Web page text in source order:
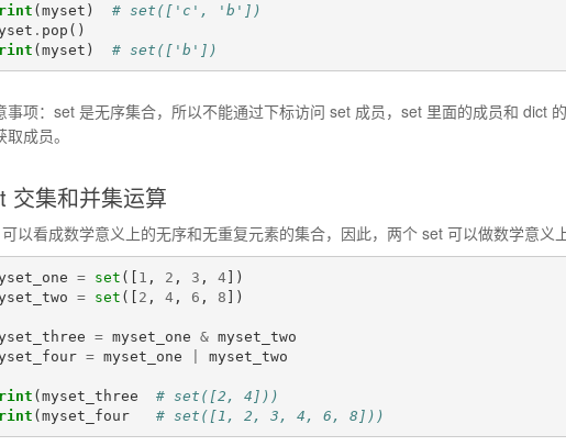
(myset )
# set(['c', 'b'])
. pop ()
(myset ) # set(['b'])
事项：set 是无序集合，所以不能通过下标访问 set 成员，set 里面的成员和 dict
取成员。
交集和并集运算
以看成数学意义上的无序和无重复元素的集合，因此，两个 set 可以做数学意义
= set ([ 1 , 2 , 3 , 4])
= set ([ 2 , 4, 6 , 8 ])
= myset_one & myset_two
= myset_one myset_two
(myset_three
# set([2, 4]))
(myset_four # set([1, 2, 3, 4, 6, 8]))